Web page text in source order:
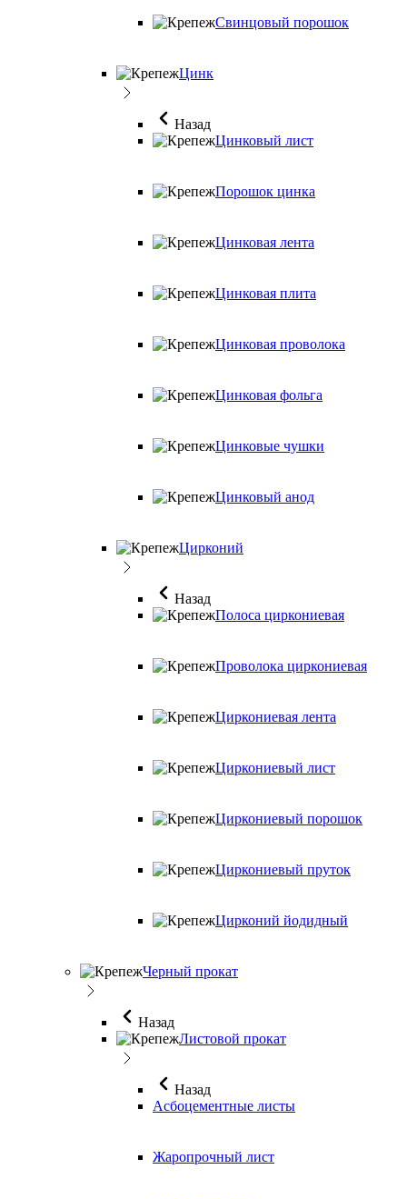
Свинцовый порошок
Цинк
Назад
Цинковый лист
Порошок цинка
Цинковая лента
Цинковая плита
Цинковая проволока
Цинковая фольга
Цинковые чушки
Цинковый анод
Цирконий
Назад
Полоса циркониевая
Проволока циркониевая
Циркониевая лента
Циркониевый лист
Циркониевый порошок
Циркониевый пруток
Цирконий йодидный
Черный прокат
Назад
Листовой прокат
Назад
Асбоцементные листы
Жаропрочный лист